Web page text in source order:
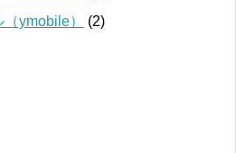
ymobile）
(2)